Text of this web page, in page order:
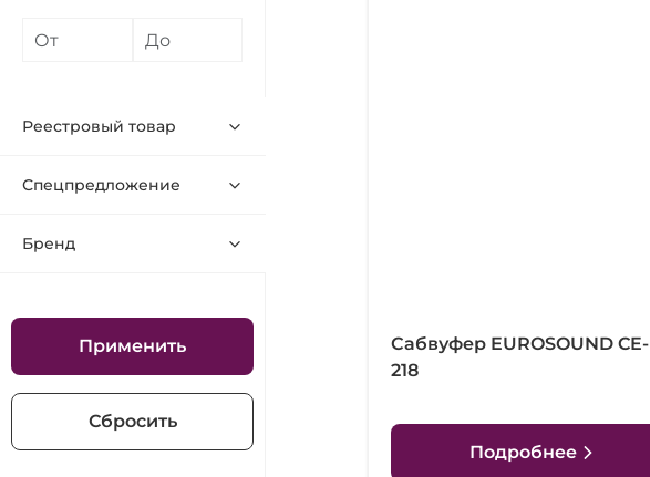
Реестровый товар
Спецпредложение
Бренд
Применить
Сбросить
Сабвуфер EUROSOUND CE-
218
Подробнее